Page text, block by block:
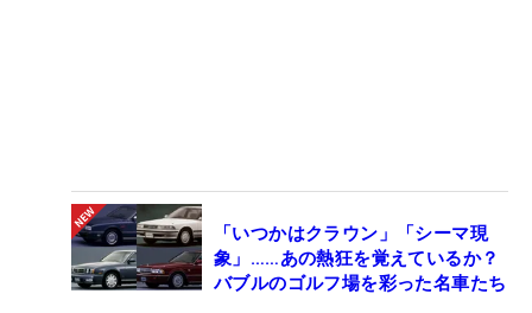
「いつかはクラウン」「シーマ現
象」……あの熱狂を覚えているか？
バブルのゴルフ場を彩った名車たち